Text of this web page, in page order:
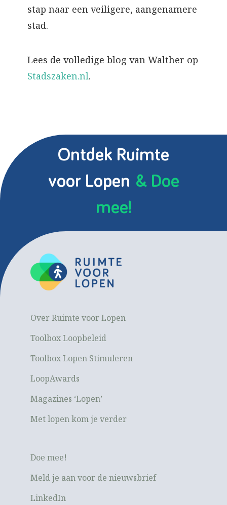
stap naar een veiligere, aangenamere
stad.
Lees de volledige blog van Walther op
Stadszaken.nl.
Ontdek Ruimte
voor Lopen & Doe
mee!
Over Ruimte voor Lopen
Toolbox Loopbeleid
Toolbox Lopen Stimuleren
LoopAwards
Magazines ‘Lopen’
Met lopen kom je verder
Doe mee!
Meld je aan voor de nieuwsbrief
LinkedIn